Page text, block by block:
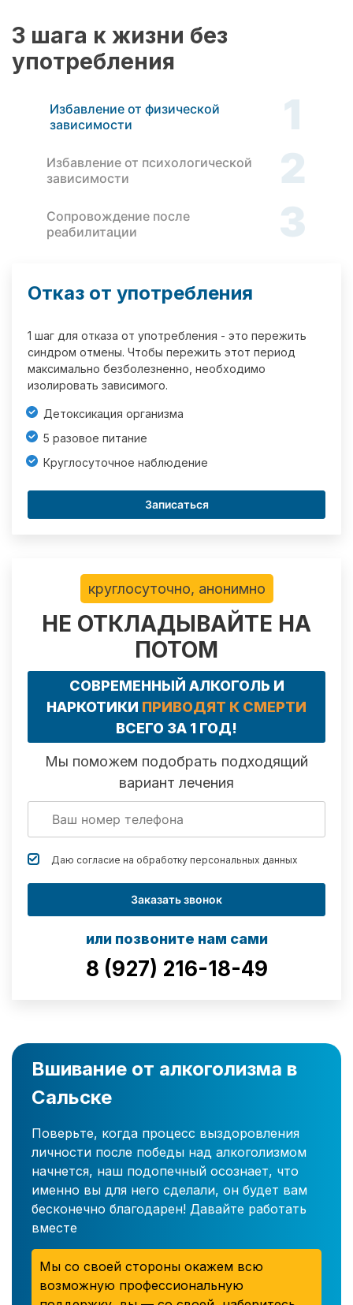
3 шага к жизни без
употребления
Избавление от физической
зависимости
1
Избавление от психологической
зависимости
2
Сопровождение после
реабилитации
3
Отказ от употребления
1 шаг для отказа от употребления - это пережить
синдром отмены. Чтобы пережить этот период
максимально безболезненно, необходимо
изолировать зависимого.
Детоксикация организма
5 разовое питание
Круглосуточное наблюдение
Записаться
круглосуточно, анонимно
НЕ ОТКЛАДЫВАЙТЕ НА
ПОТОМ
СОВРЕМЕННЫЙ АЛКОГОЛЬ И
НАРКОТИКИ ПРИВОДЯТ К СМЕРТИ
ВСЕГО ЗА 1 ГОД!
Мы поможем подобрать подходящий
вариант лечения
Даю согласие на обработку персональных данных
Заказать звонок
или позвоните нам сами
8 (927) 216-18-49
Вшивание от алкоголизма в
Сальске
Поверьте, когда процесс выздоровления
личности после победы над алкоголизмом
начнется, наш подопечный осознает, что
именно вы для него сделали, он будет вам
бесконечно благодарен! Давайте работать
вместе
Мы со своей стороны окажем всю
возможную профессиональную